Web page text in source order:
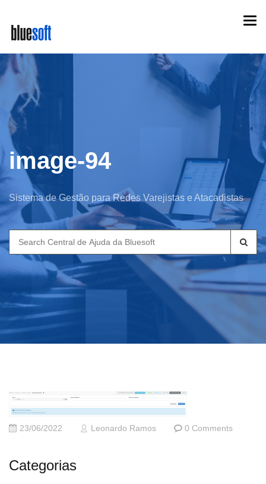
main
content
image-94
Sistema de Gestão para Redes Varejistas e Atacadistas
Search
for:
23/06/2022 Leonardo Ramos 0 Comments
Categorias